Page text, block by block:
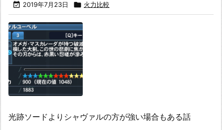
 2019年7月23日  火力比較
光跡ソードよりシャヴァルの方が強い場合もある話